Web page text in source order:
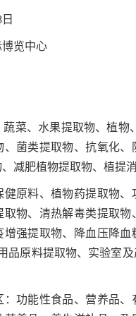
览中心
菜、水果提取物、植物
、菌类提取物、抗氧化
减肥植物提取物、植提
健原料、植物药提取物
取物、清热解毒类提取
增强提取物、降血压降
品原料提取物、实验室
：功能性食品、营养品